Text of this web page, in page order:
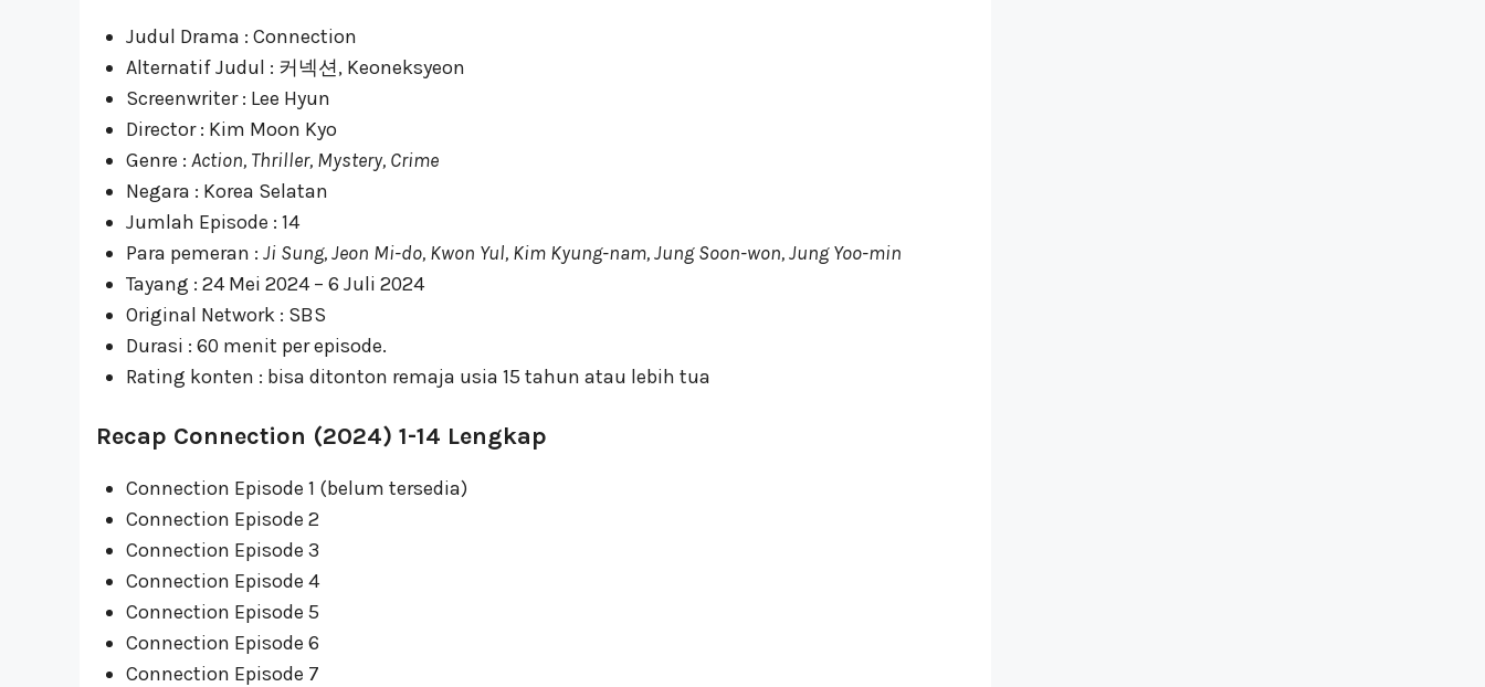
Judul Drama : Connection
Alternatif Judul : 커넥션, Keoneksyeon
Screenwriter : Lee Hyun
Director : Kim Moon Kyo
Genre : Action, Thriller, Mystery, Crime
Negara : Korea Selatan
Jumlah Episode : 14
Para pemeran : Ji Sung, Jeon Mi-do, Kwon Yul, Kim Kyung-nam, Jung Soon-won, Jung Yoo-min
Tayang : 24 Mei 2024 – 6 Juli 2024
Original Network : SBS
Durasi : 60 menit per episode.
Rating konten : bisa ditonton remaja usia 15 tahun atau lebih tua
Recap Connection (2024) 1-14 Lengkap
Connection Episode 1 (belum tersedia)
Connection Episode 2
Connection Episode 3
Connection Episode 4
Connection Episode 5
Connection Episode 6
Connection Episode 7